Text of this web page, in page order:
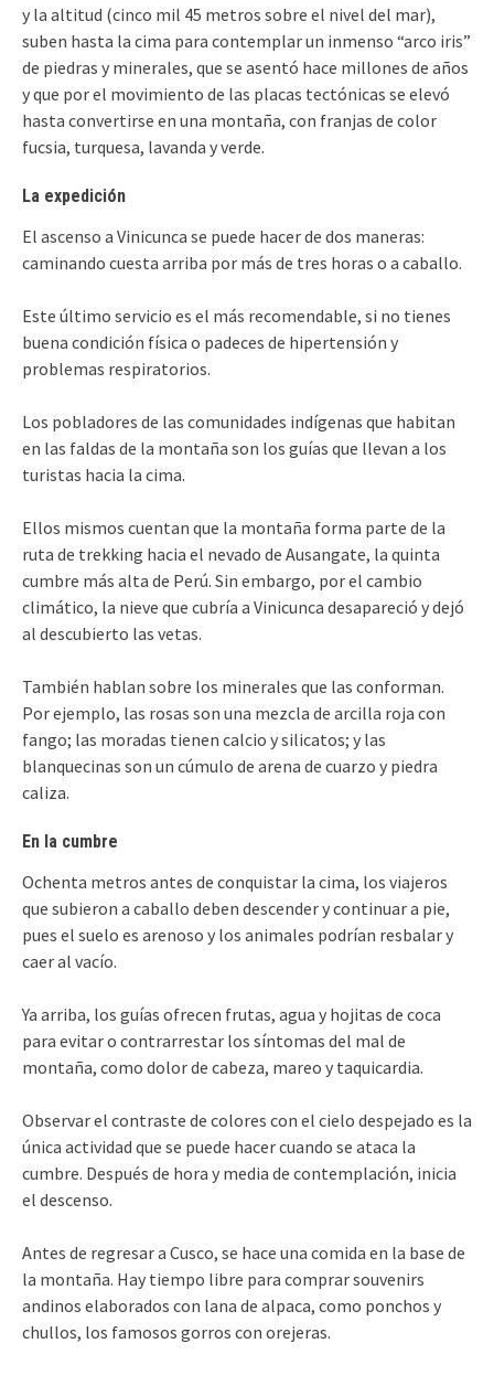
y la altitud (cinco mil 45 metros sobre el nivel del mar),
suben hasta la cima para contemplar un inmenso “arco iris”
de piedras y minerales, que se asentó hace millones de años
y que por el movimiento de las placas tectónicas se elevó
hasta convertirse en una montaña, con franjas de color
fucsia, turquesa, lavanda y verde.
La expedición
El ascenso a Vinicunca se puede hacer de dos maneras:
caminando cuesta arriba por más de tres horas o a caballo.
Este último servicio es el más recomendable, si no tienes
buena condición física o padeces de hipertensión y
problemas respiratorios.
Los pobladores de las comunidades indígenas que habitan
en las faldas de la montaña son los guías que llevan a los
turistas hacia la cima.
Ellos mismos cuentan que la montaña forma parte de la
ruta de trekking hacia el nevado de Ausangate, la quinta
cumbre más alta de Perú. Sin embargo, por el cambio
climático, la nieve que cubría a Vinicunca desapareció y dejó
al descubierto las vetas.
También hablan sobre los minerales que las conforman.
Por ejemplo, las rosas son una mezcla de arcilla roja con
fango; las moradas tienen calcio y silicatos; y las
blanquecinas son un cúmulo de arena de cuarzo y piedra
caliza.
En la cumbre
Ochenta metros antes de conquistar la cima, los viajeros
que subieron a caballo deben descender y continuar a pie,
pues el suelo es arenoso y los animales podrían resbalar y
caer al vacío.
Ya arriba, los guías ofrecen frutas, agua y hojitas de coca
para evitar o contrarrestar los síntomas del mal de
montaña, como dolor de cabeza, mareo y taquicardia.
Observar el contraste de colores con el cielo despejado es la
única actividad que se puede hacer cuando se ataca la
cumbre. Después de hora y media de contemplación, inicia
el descenso.
Antes de regresar a Cusco, se hace una comida en la base de
la montaña. Hay tiempo libre para comprar souvenirs
andinos elaborados con lana de alpaca, como ponchos y
chullos, los famosos gorros con orejeras.